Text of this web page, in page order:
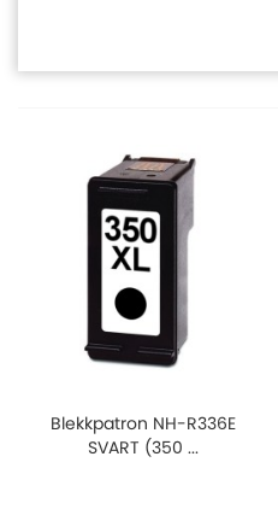
Blekkpatron NH-R336E
SVART (350 ...